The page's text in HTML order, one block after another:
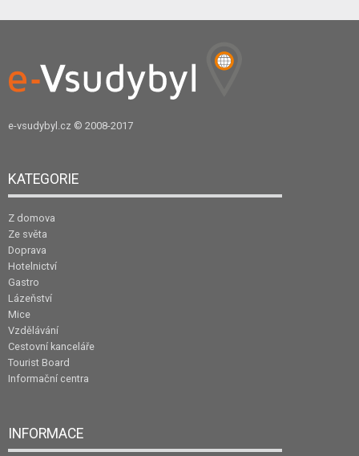
e-vsudybyl.cz © 2008-2017
KATEGORIE
Z domova
Ze světa
Doprava
Hotelnictví
Gastro
Lázeňství
Mice
Vzdělávání
Cestovní kanceláře
Tourist Board
Informační centra
INFORMACE